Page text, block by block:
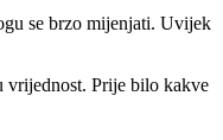
se brzo mijenjati. Uvijek
vrijednost. Prije bilo kakve